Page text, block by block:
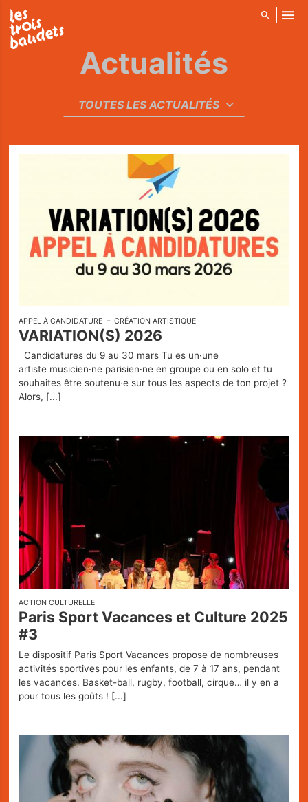
Actualités
TOUTES LES ACTUALITÉS
RÉINITIALISER
SOUMETTRE
APPEL À CANDIDATURE CRÉATION ARTISTIQUE
VARIATION(S) 2026
Candidatures du 9 au 30 mars Tu es un·une
artiste musicien·ne parisien·ne en groupe ou en solo et tu
souhaites être soutenu·e sur tous les aspects de ton projet ?
Alors, [...]
ACTION CULTURELLE
Paris Sport Vacances et Culture 2025
#3
Le dispositif Paris Sport Vacances propose de nombreuses
activités sportives pour les enfants, de 7 à 17 ans, pendant
les vacances. Basket-ball, rugby, football, cirque… il y en a
pour tous les goûts ! [...]